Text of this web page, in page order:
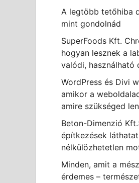
A legtöbb tetőhiba
mint gondolnád
SuperFoods Kft.
hogyan lesznek a
valódi, használható
WordPress és Divi
amikor a
amire szükséged
Beton-Dimenzió
építkezések
nélkülözhetetlen
Minden, amit a
érdemes –